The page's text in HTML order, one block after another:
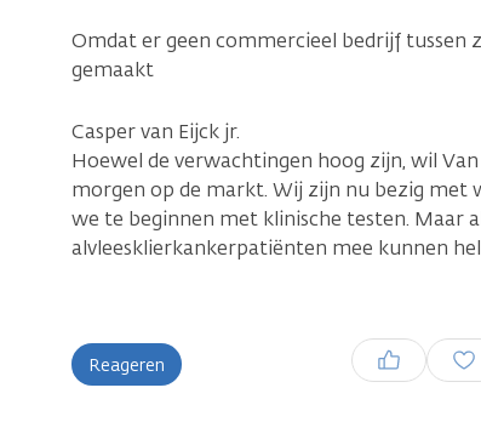
Omdat er geen commercieel bedrijf tussen
gemaakt
Casper van Eijck jr.
Hoewel de verwachtingen hoog zijn, wil
morgen op de markt. Wij zijn nu bezig met
we te beginnen met klinische testen. Maar
alvleesklierkankerpatiënten mee kunnen
Reageren
Inloggen om
plaatsen